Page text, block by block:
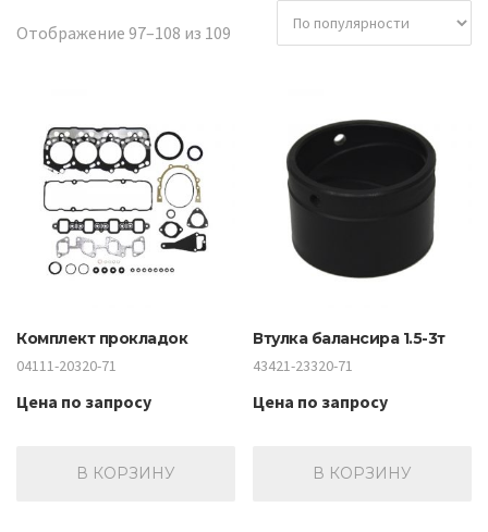
Отображение 97–108 из 109 Сортировка:
Комплект прокладок
04111-20320-71
Цена по запросу
В КОРЗИНУ
Втулка балансира 1.5-3т
43421-23320-71
Цена по запросу
В КОРЗИНУ